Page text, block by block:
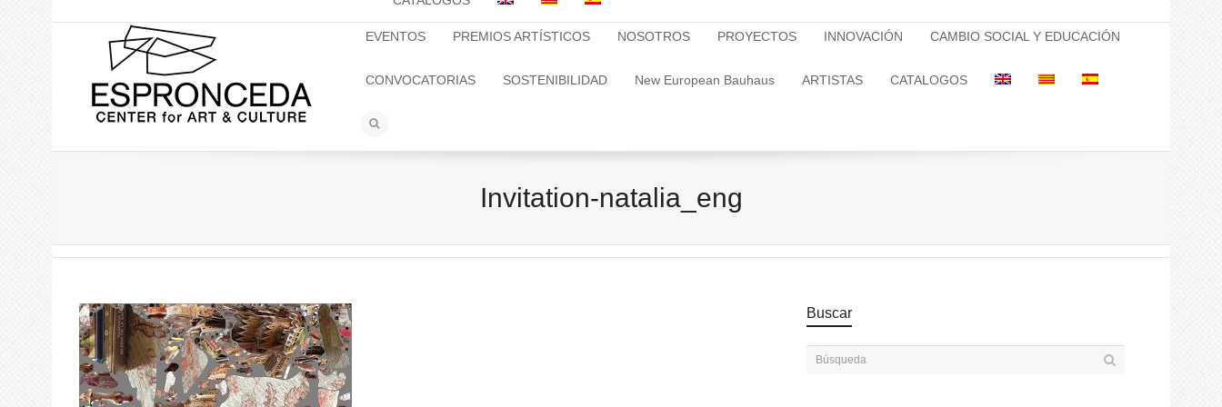
EVENTOS PREMIOS ARTÍSTICOS NOSOTROS PROYECTOS INNOVACIÓN CAMBIO SOCIAL Y EDUCACIÓN
CONVOCATORIAS SOSTENIBILIDAD New European Bauhaus ARTISTAS CATALOGOS
Invitation-natalia_eng
Buscar